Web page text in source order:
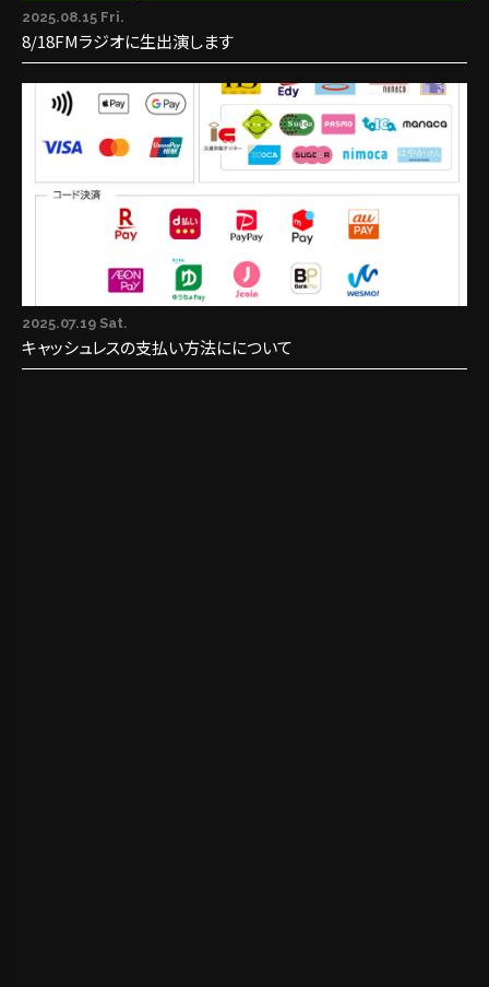
2025.08.15 Fri.
8/18FMラジオに生出演します
2025.07.19 Sat.
キャッシュレスの支払い方法にについて